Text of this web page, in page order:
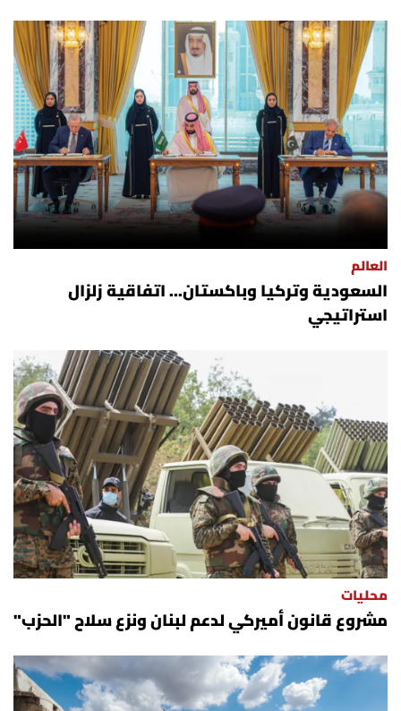
العالم
السعودية وتركيا وباكستان... اتفاقية زلزال
استراتيجي
محليات
مشروع قانون أميركي لدعم لبنان ونزع سلاح "الحزب"